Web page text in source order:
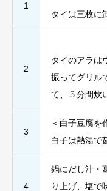
1
タイは三枚に
2
タイのアラは
振ってグリル
て、５分間炊
3
＜白子豆腐を
白子は熱湯で
4
鍋にだし汁・
り上げ、塩で